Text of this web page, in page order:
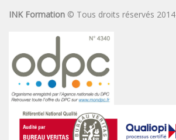
INK Formation © Tous droits réservés 2014